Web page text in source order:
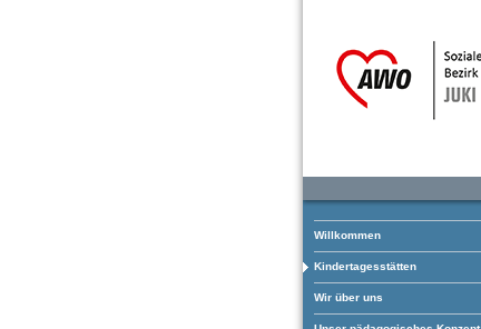
Willkommen
Kindertagesstätten
Wir über uns